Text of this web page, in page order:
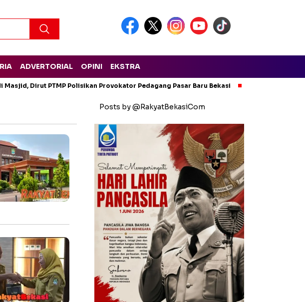
ADVERTORIAL OPINI EKSTRA
Masjid, Dirut PTMP Polisikan Provokator Pedagang Pasar Baru Bekasi
Posts by @RakyatBekasiCom